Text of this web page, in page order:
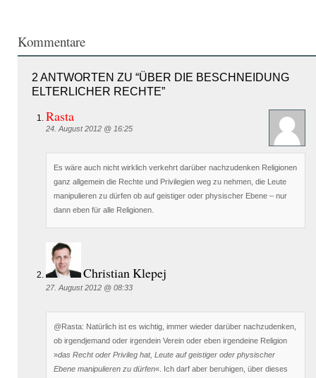
Kommentare
2 ANTWORTEN ZU “ÜBER DIE BESCHNEIDUNG
ELTERLICHER RECHTE”
Rasta
24. August 2012 @ 16:25
Es wäre auch nicht wirklich verkehrt darüber nachzudenken Religionen
ganz allgemein die Rechte und Privilegien weg zu nehmen, die Leute
manipulieren zu dürfen ob auf geistiger oder physischer Ebene – nur
dann eben für alle Religionen.
Christian Klepej
27. August 2012 @ 08:33
@Rasta: Natürlich ist es wichtig, immer wieder darüber nachzudenken,
ob irgendjemand oder irgendein Verein oder eben irgendeine Religion
»das Recht oder Privileg hat, Leute auf geistiger oder physischer
Ebene manipulieren zu dürfen«. Ich darf aber beruhigen, über dieses